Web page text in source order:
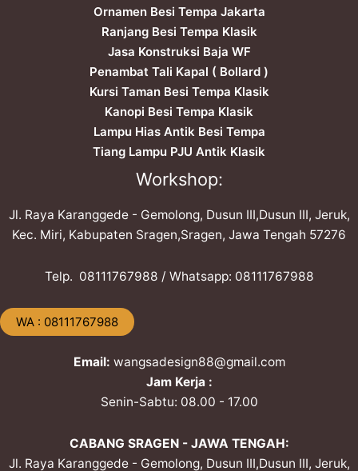
Ornamen Besi Tempa Jakarta
Ranjang Besi Tempa Klasik
Jasa Konstruksi Baja WF
Penambat Tali Kapal ( Bollard )
Kursi Taman Besi Tempa Klasik
Kanopi Besi Tempa Klasik
Lampu Hias Antik Besi Tempa
Tiang Lampu PJU Antik Klasik
Workshop:
Jl. Raya Karanggede - Gemolong, Dusun III,Dusun III, Jeruk,
Kec. Miri, Kabupaten Sragen,Sragen, Jawa Tengah 57276
Telp. ​08111767988 / Whatsapp: ​08111767988
​WA : 08111767988
Email: wangsadesign88@gmail.com
Jam Kerja :
Senin-Sabtu: 08.00 - 17.00
CABANG SRAGEN - JAWA TENGAH:
Jl. Raya Karanggede - Gemolong, Dusun III,Dusun III, Jeruk,